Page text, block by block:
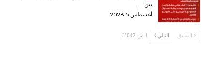
بين…
أغسطس 5, 2026
السابق التالي 1 من 3٬042